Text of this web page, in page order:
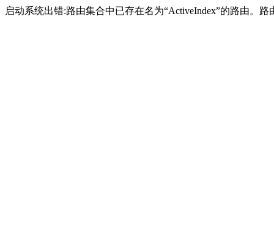
启动系统出错:路由集合中已存在名为“ActiveIndex”的路由。路